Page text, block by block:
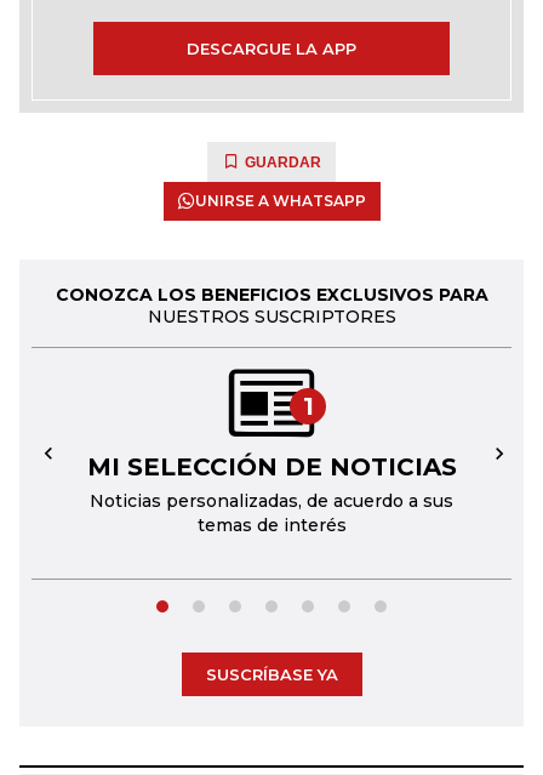
DESCARGUE LA APP
GUARDAR
UNIRSE A WHATSAPP
CONOZCA LOS BENEFICIOS EXCLUSIVOS PARA
NUESTROS SUSCRIPTORES
1
MI SELECCIÓN DE NOTICIAS
Noticias personalizadas, de acuerdo a sus
temas de interés
← →
SUSCRÍBASE YA